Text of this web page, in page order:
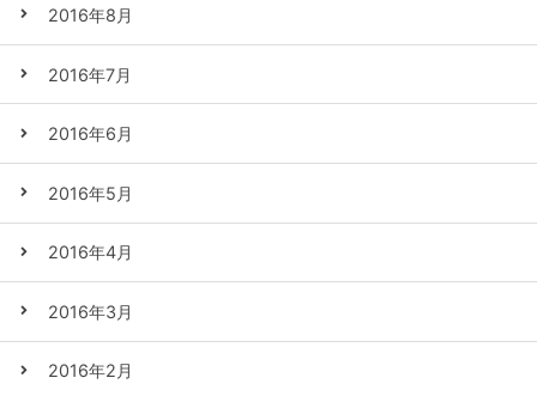
2016年8月
2016年7月
2016年6月
2016年5月
2016年4月
2016年3月
2016年2月